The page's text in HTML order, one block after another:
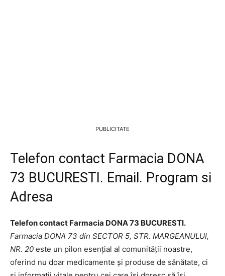
PUBLICITATE
Telefon contact Farmacia DONA
73 BUCURESTI. Email. Program si
Adresa
Telefon contact Farmacia DONA 73 BUCURESTI.
Farmacia DONA 73 din SECTOR 5, STR. MARGEANULUI,
NR. 20 este un pilon esențial al comunității noastre,
oferind nu doar medicamente și produse de sănătate, ci